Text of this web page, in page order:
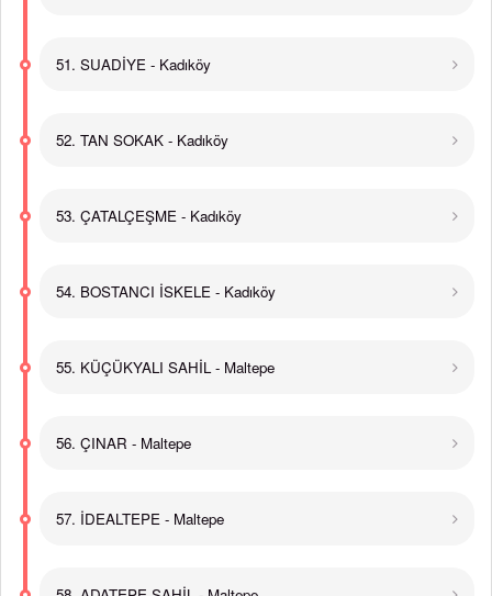
51. SUADİYE - Kadıköy
52. TAN SOKAK - Kadıköy
53. ÇATALÇEŞME - Kadıköy
54. BOSTANCI İSKELE - Kadıköy
55. KÜÇÜKYALI SAHİL - Maltepe
56. ÇINAR - Maltepe
57. İDEALTEPE - Maltepe